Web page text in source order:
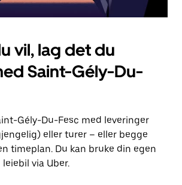
vil, lag det du
Saint-Gély-Du-
Gély-Du-Fesc med leveringer
eller turer – eller begge
timeplan. Du kan bruke din egen
via Uber.